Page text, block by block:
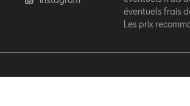
éventuels frais
Les prix